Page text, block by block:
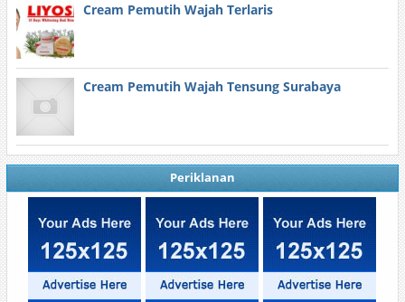
Cream Pemutih Wajah Terlaris
Cream Pemutih Wajah Tensung Surabaya
Periklanan